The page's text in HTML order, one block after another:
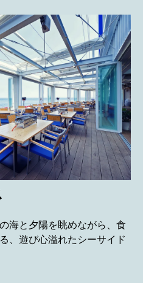
海と夕陽を眺めながら、食
、遊び心溢れたシーサイド